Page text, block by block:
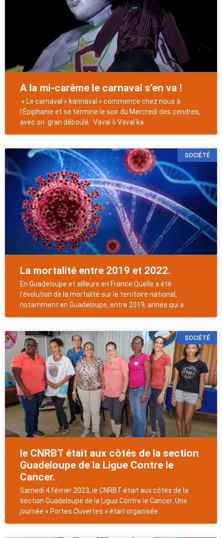
A la mi-carême le carnaval s’en va !
« Le carnaval « kannaval » commence chez nous à
l’Épiphanie et se termine le soir du Mercredi des cendres,
avec on gran déboulé. Vaval ô Vaval ka
SOCIÉTÉ
La mortalité entre 2019 et 2022.
En Guadeloupe et ailleurs en France Quelle a été
l’évolution de la mortalité sur le territoire national,
notamment en Guadeloupe, entre 2019, année qui a
SOCIÉTÉ
le CNRBT était aux côtés de la section
Guadeloupe de la Ligue Contre le
Cancer.
Samedi 4 février 2023, le CNRBT était aux côtés de la
section Guadeloupe de la Ligue Contre le Cancer. Une
journée « Portes Ouvertes » était organisée